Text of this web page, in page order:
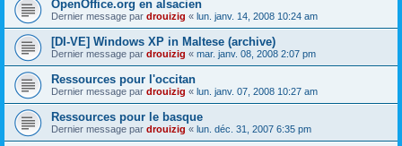
OpenOffice.org en alsacien
Dernier message par drouizig « lun. janv. 14, 2008 10:24 am
[DI-VE] Windows XP in Maltese (archive)
Dernier message par drouizig « mar. janv. 08, 2008 2:07 pm
Ressources pour l'occitan
Dernier message par drouizig « lun. janv. 07, 2008 10:27 am
Ressources pour le basque
Dernier message par drouizig « lun. déc. 31, 2007 6:35 pm